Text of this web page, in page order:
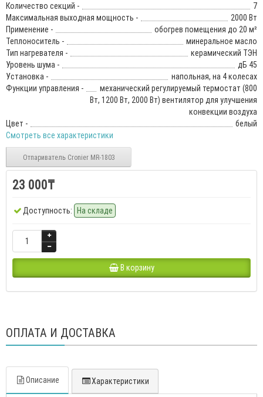
Количество секций -
7
Максимальная выходная мощность -
2000 Вт
Применение -
обогрев помещения до 20 м²
Теплоноситель -
минеральное масло
Тип нагревателя -
керамический ТЭН
Уровень шума -
дБ 45
Установка -
напольная, на 4 колесах
Функции управления -
механический регулируемый термостат (800
Вт, 1200 Вт, 2000 Вт) вентилятор для улучшения
конвекции воздуха
Цвет -
белый
Смотреть все характеристики
Отпариватель Cronier MR-1803
23 000₸
Доступность: На складе
В корзину
ОПЛАТА И ДОСТАВКА
Описание Характеристики